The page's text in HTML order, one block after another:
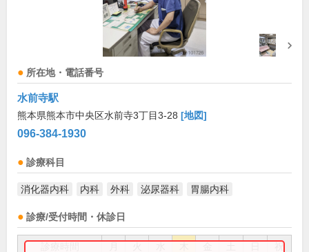
所在地・電話番号
水前寺駅
熊本県熊本市中央区水前寺3丁目3-28 [地図]
096-384-1930
診療科目
消化器内科 内科 外科 泌尿器科 胃腸内科
診療/受付時間・休診日
祝